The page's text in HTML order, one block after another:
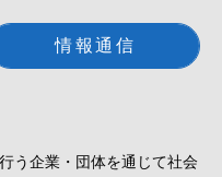
情報通信
う企業・団体を通じて社会